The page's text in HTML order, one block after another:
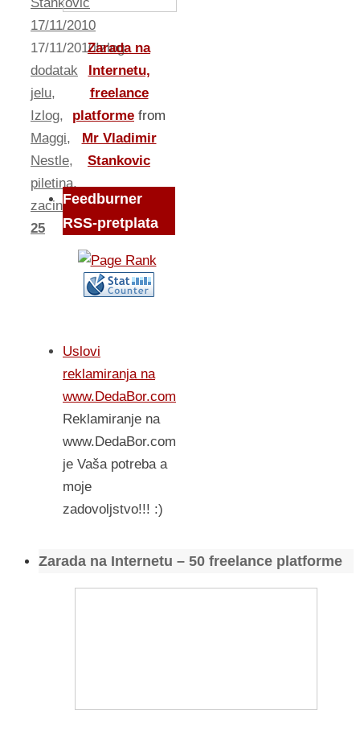
Stankovic
17/11/2010
17/11/2010Izlog
dodatak
jelu,
Izlog,
Maggi,
Nestle,
piletina,
zacini
25
Zarada na
Internetu,
freelance
platforme from
Mr Vladimir
Stankovic
Feedburner
RSS-pretplata
Uslovi
reklamiranja na
www.DedaBor.com
Reklamiranje na
www.DedaBor.com
je Vaša potreba a
moje
zadovoljstvo!!! :)
Zarada na Internetu – 50 freelance platforme